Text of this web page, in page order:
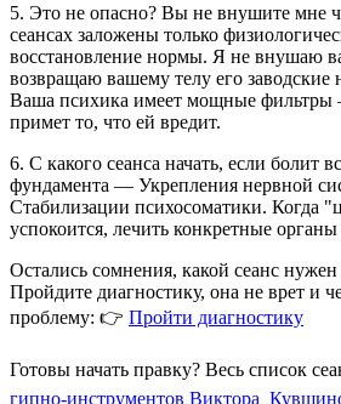
5. Это не опасно? Вы не внушите мне
сеансах заложены только
восстановление нормы. Я не внушаю
возвращаю вашему телу его заводские
Ваша психика имеет мощные фильтры
примет то, что ей вредит.
6. С какого сеанса начать, если болит
фундамента — Укрепления нервной
Стабилизации психосоматики. Когда
успокоится, лечить конкретные
Остались сомнения, какой сеанс
Пройдите диагностику, она не врет и
проблему: 👉 Пройти диагностику
Готовы начать правку? Весь список
гипно-инструментов Виктора